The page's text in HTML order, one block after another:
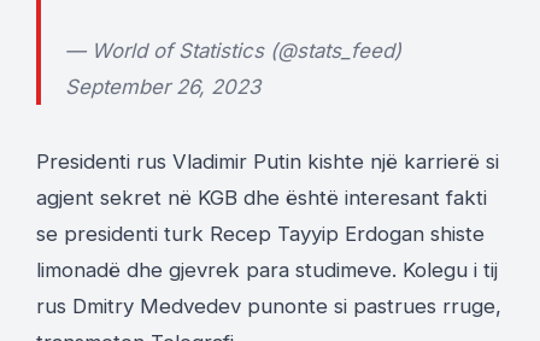
— World of Statistics (@stats_feed)
September 26, 2023
Presidenti rus Vladimir Putin kishte një karrierë si
agjent sekret në KGB dhe është interesant fakti
se presidenti turk Recep Tayyip Erdogan shiste
limonadë dhe gjevrek para studimeve. Kolegu i tij
rus Dmitry Medvedev punonte si pastrues rruge,